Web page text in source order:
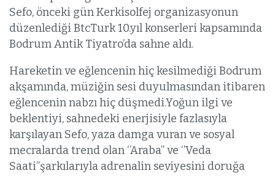
Sefo, önceki gün Kerkisolfej organizasyonun
düzenlediği BtcTurk 10.yıl konserleri kapsamında
Bodrum Antik Tiyatro’da sahne aldı.
Hareketin ve eğlencenin hiç kesilmediği Bodrum
akşamında, müziğin sesi duyulmasından itibaren
eğlencenin nabzı hiç düşmedi.Yoğun ilgi ve
beklentiyi, sahnedeki enerjisiyle fazlasıyla
karşılayan Sefo, yaza damga vuran ve sosyal
mecralarda trend olan ‘’Araba’’ ve ‘’Veda
Saati’’şarkılarıyla adrenalin seviyesini doruğa